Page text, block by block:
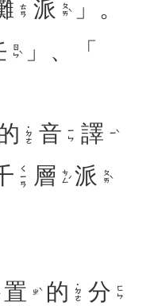
ㄊㄢ 派 ㄆㄞˋ
」。
ㄖㄣˋ
」、「
˙ㄉㄜ 音 ㄧㄣ 譯 ㄧˋ
ㄑㄧㄢ 層 ㄘㄥˊ 派 ㄆㄞˋ
置 ㄓˋ 的 ˙ㄉㄜ 分 ㄈㄣ